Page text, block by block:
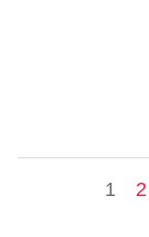
1 2